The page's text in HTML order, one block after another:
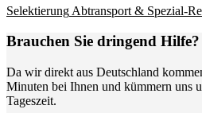
Selektierung Abtransport & Spezial-
Brauchen Sie dringend Hilfe?
Da wir direkt aus Deutschland
Minuten bei Ihnen und kümmern uns
Tageszeit.